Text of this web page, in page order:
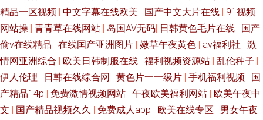
看 伊人久久国产原创 91久热 91桃色免费网站 91日韩区 国产传媒视频在线
观看 狠狠草网 超碰91久久在线 色五月福利导航 51海角视频在线 日韩成人无
国产日韩成人 91精选国 久草免费福利视频 五月天婷婷成人网址 AV天资源 国
精品一区视频 | 中文字幕在线欧美 | 国产中文大片在线 | 91视频
网站操 | 青青草在线网站 | 岛国AV无码| 日韩黄色毛片在线 | 国产
偷v在线精品 | 在线国产亚洲图片 | 嫩草午夜黄色 | av福利社 | 激
情网亚洲综合 | 欧美日韩制服在线 | 福利视频资源站 | 乱伦种子 |
伊人伦理 | 日韩在线综合网 | 黄色片一一级片 | 手机福利视频 | 国
产精品14p | 免费激情视频网站 | 午夜欧美福利网站 | 欧美午夜中
文 | 国产精品视频久久 | 免费成人app | 欧美在线专区 | 男女午夜